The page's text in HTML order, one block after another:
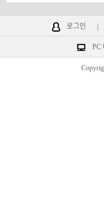
로그인
PC